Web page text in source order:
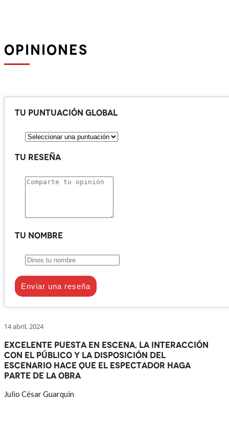
OPINIONES
Tu puntuación global
Tu reseña
Tu nombre
Enviar una reseña
14 abril, 2024
Excelente puesta en escena, la interacción
con el público y la disposición del
escenario hace que el espectador haga
parte de la obra
Julio César Guarquin